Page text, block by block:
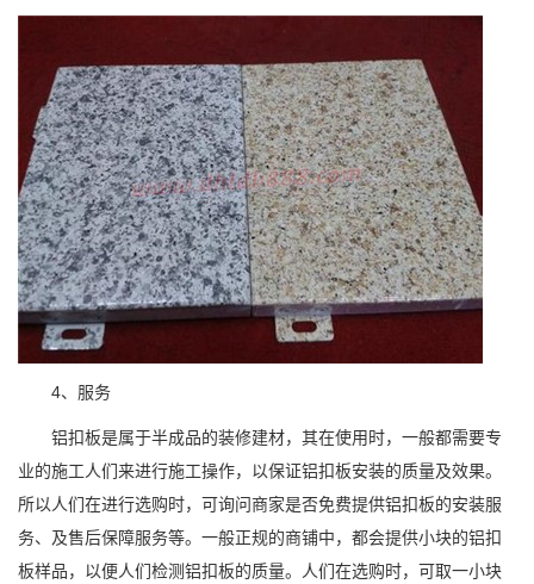
4、服务
铝扣板是属于半成品的装修建材，其在使用时，一般都需要专
业的施工人们来进行施工操作，以保证铝扣板安装的质量及效果。
所以人们在进行选购时，可询问商家是否免费提供铝扣板的安装服
务、及售后保障服务等。一般正规的商铺中，都会提供小块的铝扣
板样品，以便人们检测铝扣板的质量。人们在选购时，可取一小块